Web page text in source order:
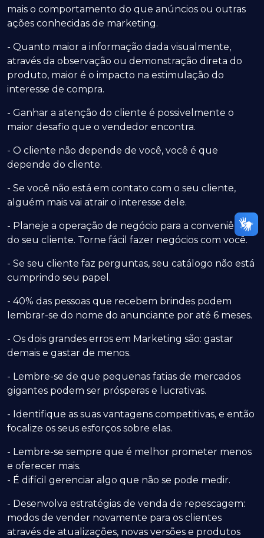
mais o comportamento do que anúncios ou outras
ações conhecidas de marketing.
- Quanto maior a informação dada visualmente,
através da observação ou demonstração direta do
produto, maior é o impacto na estimulação do
interesse de compra.
- Ganhar a atenção do cliente é possivelmente o
maior desafio que o vendedor encontra.
- O cliente não depende de você, você é que
depende do cliente.
- Se você não está em contato com o seu cliente,
alguém mais vai atrair o interesse dele.
- Planeje a operação de negócio para a conveniência
do seu cliente. Torne fácil fazer negócios com você.
- Se seu cliente faz perguntas, seu catálogo não está
cumprindo seu papel.
- 40% das pessoas que recebem brindes podem
lembrar-se do nome do anunciante por até 6 meses.
- Os dois grandes erros em Marketing são: gastar
demais e gastar de menos.
- Lembre-se de que pequenas fatias de mercados
gigantes podem ser prósperas e lucrativas.
- Identifique as suas vantagens competitivas, e então
focalize os seus esforços sobre elas.
- Lembre-se sempre que é melhor prometer menos
e oferecer mais.
- É difícil gerenciar algo que não se pode medir.
- Desenvolva estratégias de venda de repescagem:
modos de vender novamente para os clientes
através de atualizações, novas versões e produtos